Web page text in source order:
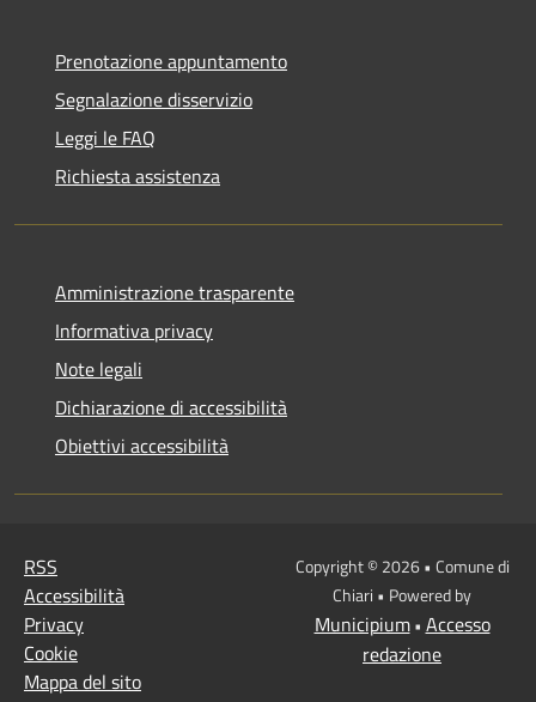
Prenotazione appuntamento
Segnalazione disservizio
Leggi le FAQ
Richiesta assistenza
Amministrazione trasparente
Informativa privacy
Note legali
Dichiarazione di accessibilità
Obiettivi accessibilità
RSS
Accessibilità
Privacy
Cookie
Mappa del sito
Copyright © 2026 • Comune di
Chiari • Powered by
Municipium• Accesso
redazione